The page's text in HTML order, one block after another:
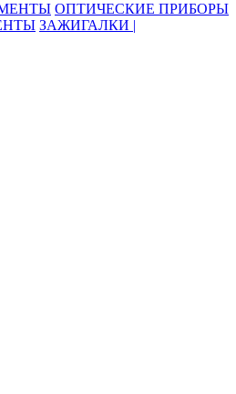
ОПТИЧЕСКИЕ ПРИБОРЫ
ЗАЖИГАЛКИ |